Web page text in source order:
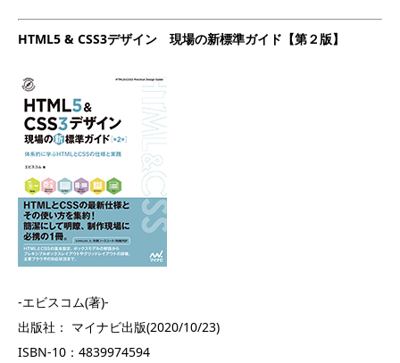
HTML5 & CSS3デザイン 現場の新標準ガイド【第２版】
-エビスコム(著)-
出版社： マイナビ出版(2020/10/23)
ISBN-10： 4839974594